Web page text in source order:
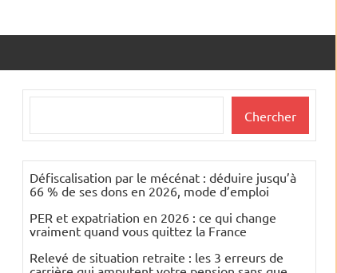
Chercher
Défiscalisation par le mécénat : déduire jusqu’à
66 % de ses dons en 2026, mode d’emploi
PER et expatriation en 2026 : ce qui change
vraiment quand vous quittez la France
Relevé de situation retraite : les 3 erreurs de